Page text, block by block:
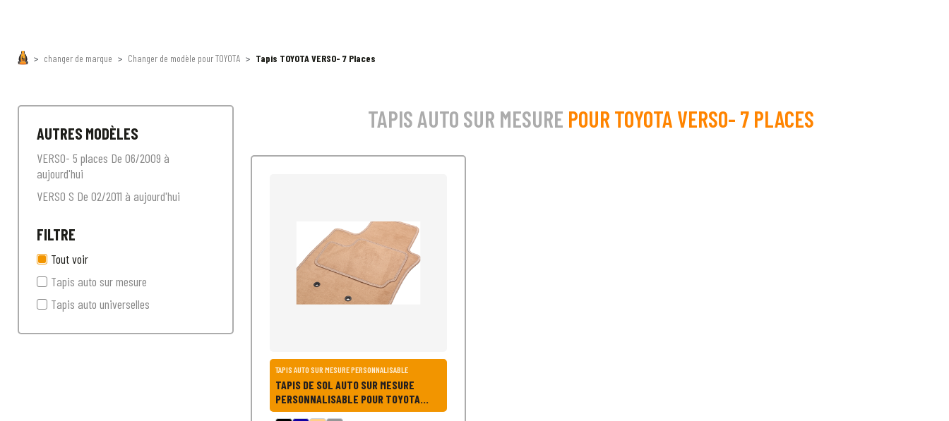
changer de marque Changer de modèle pour TOYOTA Tapis TOYOTA VERSO- 7 Places
AUTRES MODÈLES
VERSO- 5 places De 06/2009 à
aujourd'hui
VERSO S De 02/2011 à aujourd'hui
FILTRE
Tout voir
Tapis auto sur mesure
Tapis auto universelles
TAPIS AUTO SUR MESURE POUR TOYOTA VERSO- 7 PLACES
TAPIS AUTO SUR MESURE PERSONNALISABLE
TAPIS DE SOL AUTO SUR MESURE
PERSONNALISABLE POUR TOYOTA
VERSO- 7 PLACES